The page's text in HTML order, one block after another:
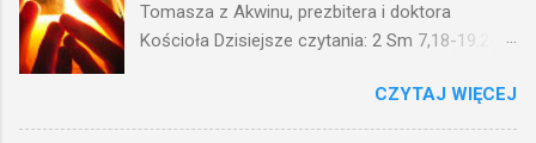
Tomasza z Akwinu, prezbitera i doktora
Kościoła Dzisiejsze czytania: 2 Sm 7,18-19.24-
(Mk 4,21-25) Jezus mówił ludowi: Czy po to
wnosi się światło, by je postawić pod korcem
CZYTAJ WIĘCEJ